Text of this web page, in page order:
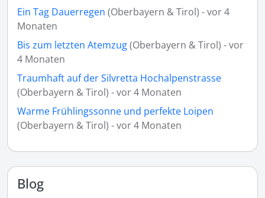
Ein Tag Dauerregen (Oberbayern & Tirol) - vor 4
Monaten
Bis zum letzten Atemzug(Oberbayern & Tirol) - vor
4 Monaten
Traumhaft auf der Silvretta Hochalpenstrasse
(Oberbayern & Tirol) - vor 4 Monaten
Warme Frühlingssonne und perfekte Loipen
(Oberbayern & Tirol) - vor 4 Monaten
Blog